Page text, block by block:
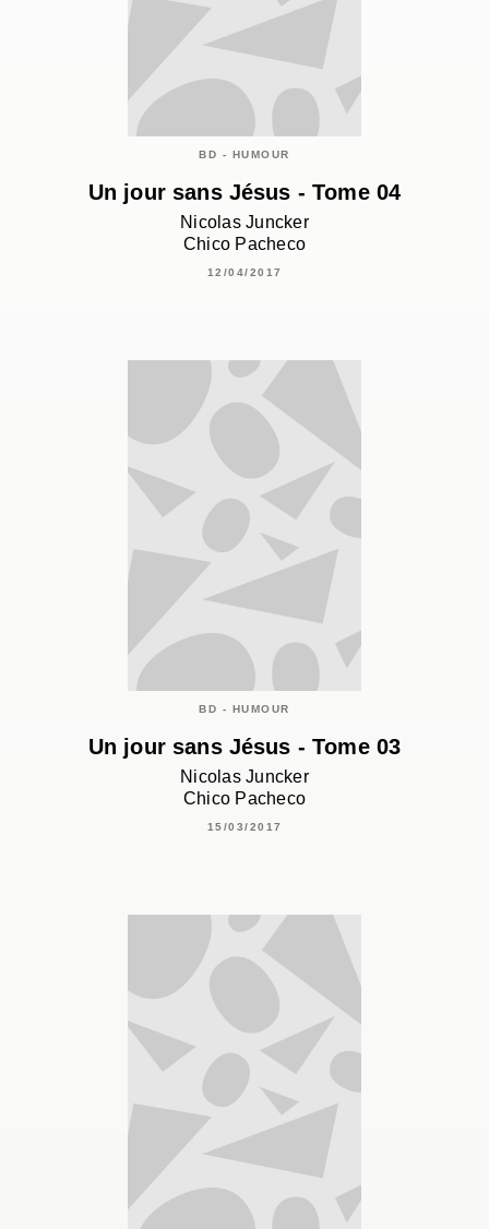
BD - HUMOUR
Un jour sans Jésus - Tome 04
Nicolas Juncker
Chico Pacheco
12/04/2017
BD - HUMOUR
Un jour sans Jésus - Tome 03
Nicolas Juncker
Chico Pacheco
15/03/2017